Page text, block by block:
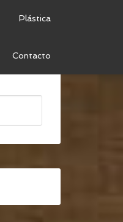
Plástica
Contacto